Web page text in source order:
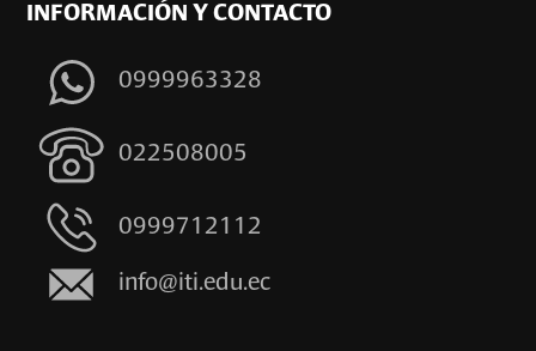
INFORMACIÓN Y CONTACTO
0999963328
022508005
0999712112
info@iti.edu.ec